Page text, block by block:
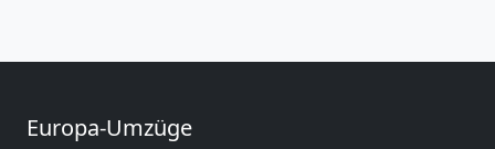
Europa-Umzüge